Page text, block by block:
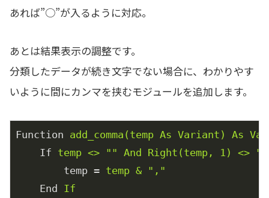
あれば”○”が入るように対応。
あとは結果表示の調整です。
分類したデータが続き文字でない場合に、わかりやす
いように間にカンマを挟むモジュールを追加します。
Function add_comma(temp As Variant) As
If temp <> "" And Right(temp, 1) <>
temp = temp & ","
End
If